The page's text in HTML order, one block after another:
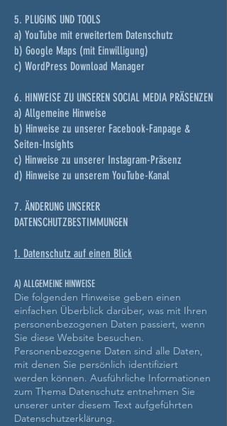
5. PLUGINS UND TOOLS
a) YouTube mit erweitertem Datenschutz
b) Google Maps (mit Einwilligung)
c) WordPress Download Manager
6. HINWEISE ZU UNSEREN SOCIAL MEDIA PRÄSENZEN
a) Allgemeine Hinweise
b) Hinweise zu unserer Facebook-Fanpage &
Seiten-Insights
c) Hinweise zu unserer Instagram-Präsenz
d) Hinweise zu unserem YouTube-Kanal
7. ÄNDERUNG UNSERER
DATENSCHUTZBESTIMMUNGEN
1. Datenschutz auf einen Blick
A) ALLGEMEINE HINWEISE
Die folgenden Hinweise geben einen
einfachen Überblick darüber, was mit Ihren
personenbezogenen Daten passiert, wenn
Sie diese Website besuchen.
Personenbezogene Daten sind alle Daten,
mit denen Sie persönlich identifiziert
werden können. Ausführliche Informationen
zum Thema Datenschutz entnehmen Sie
unserer unter diesem Text aufgeführten
Datenschutzerklärung.